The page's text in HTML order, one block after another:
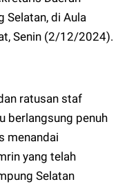
Selatan, di Aula
Senin (2/12/2024).
ratusan staf
berlangsung penuh
menandai
yang telah
Selatan